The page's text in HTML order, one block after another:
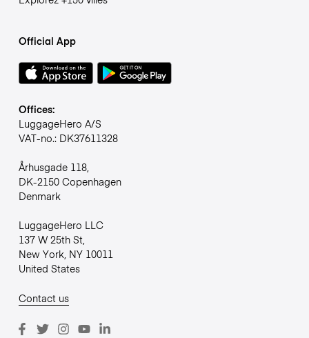
Official App
Offices:
LuggageHero A/S
VAT-no.: DK37611328
Århusgade 118,
DK-2150 Copenhagen
Denmark
LuggageHero LLC
137 W 25th St,
New York, NY 10011
United States
Contact us